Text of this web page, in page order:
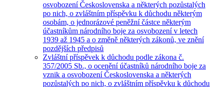
osvobození Československa a některých pozůstalých
po nich, o zvláštním příspěvku k důchodu některým
osobám, o jednorázové peněžní částce některým
účastníkům národního boje za osvobození v letech
1939 až 1945 a o změně některých zákonů, ve znění
pozdějších předpisů
Zvláštní příspěvek k důchodu podle zákona č.
357/2005 Sb., o ocenění účastníků národního boje za
vznik a osvobození Československa a některých
pozůstalých po nich, o zvláštním příspěvku k důchodu